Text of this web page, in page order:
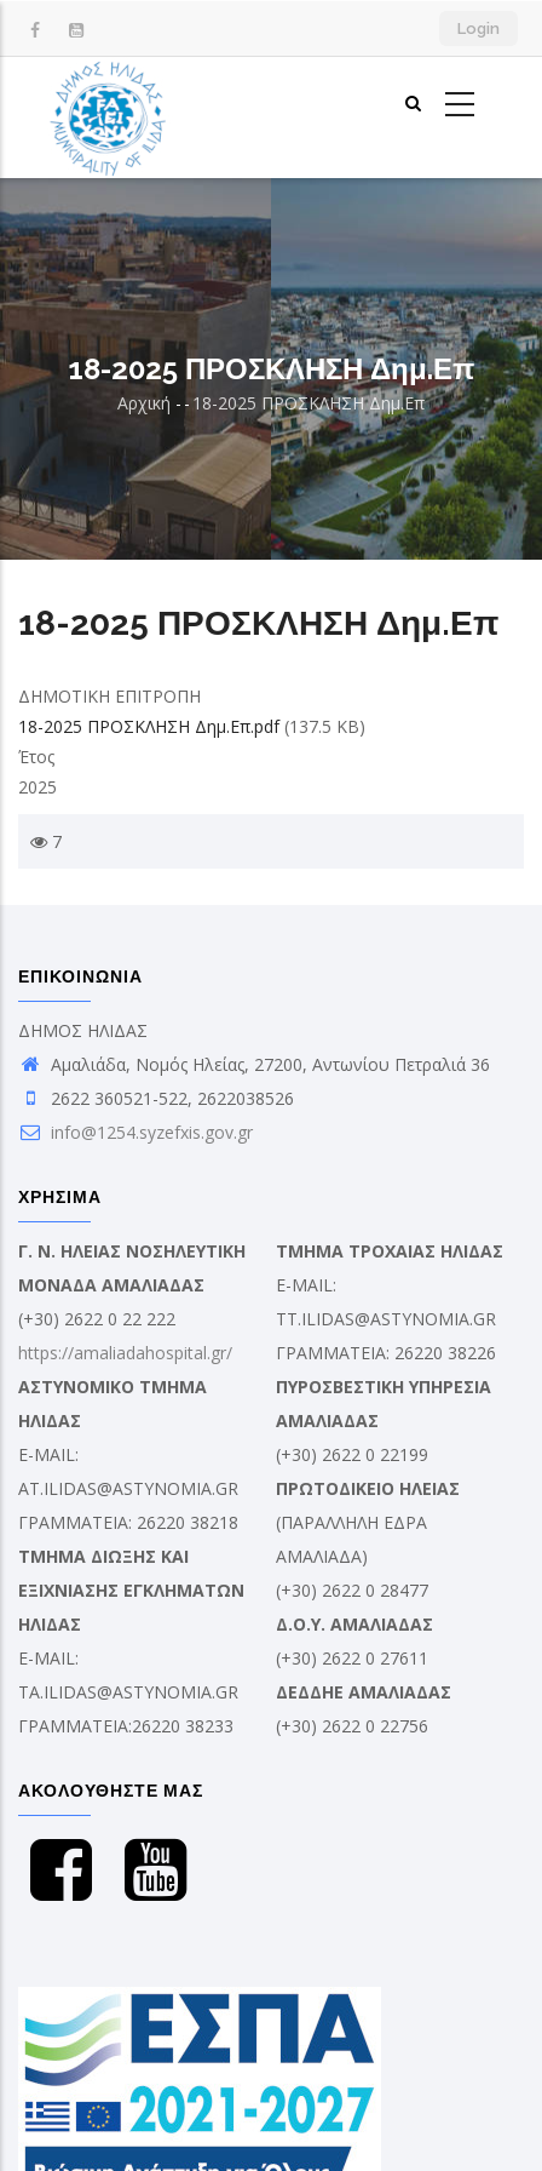
προς
περιεχόμενο
Login
18-2025 ΠΡΟΣΚΛΗΣΗ Δημ.Επ
Breadcrumb
Αρχική - - 18-2025 ΠΡΟΣΚΛΗΣΗ Δημ.Επ
18-2025 ΠΡΟΣΚΛΗΣΗ Δημ.Επ
ΔΗΜΟΤΙΚΗ ΕΠΙΤΡΟΠΗ
18-2025 ΠΡΟΣΚΛΗΣΗ Δημ.Επ.pdf (137.5 KB)
Έτος
2025
7
ΕΠΙΚΟΙΝΩΝΙΑ
ΔΗΜΟΣ ΗΛΙΔΑΣ
Αμαλιάδα, Νομός Ηλείας, 27200, Αντωνίου Πετραλιά 36
2622 360521-522, 2622038526
info@1254.syzefxis.gov.gr
ΧΡΗΣΙΜΑ
Γ. Ν. ΗΛΕΙΑΣ ΝΟΣΗΛΕΥΤΙΚΗ
ΜΟΝΑΔΑ ΑΜΑΛΙΑΔΑΣ
(+30) 2622 0 22 222
https://amaliadahospital.gr/
ΑΣΤΥΝΟΜΙΚΟ ΤΜΗΜΑ
ΗΛΙΔΑΣ
E-MAIL:
AT.ILIDAS@ASTYNOMIA.GR
ΓΡΑΜΜΑΤΕΙΑ: 26220 38218
ΤΜΗΜΑ ΔΙΩΞΗΣ ΚΑΙ
ΕΞΙΧΝΙΑΣΗΣ ΕΓΚΛΗΜΑΤΩΝ
ΗΛΙΔΑΣ
E-MAIL:
TA.ILIDAS@ASTYNOMIA.GR
ΓΡΑΜΜΑΤΕΙΑ:26220 38233
ΤΜΗΜΑ ΤΡΟΧΑΙΑΣ ΗΛΙΔΑΣ
E-MAIL:
TT.ILIDAS@ASTYNOMIA.GR
ΓΡΑΜΜΑΤΕΙΑ: 26220 38226
ΠΥΡΟΣΒΕΣΤΙΚΗ ΥΠΗΡΕΣΙΑ
ΑΜΑΛΙΑΔΑΣ
(+30) 2622 0 22199
ΠΡΩΤΟΔΙΚΕΙΟ ΗΛΕΙΑΣ
(ΠΑΡΑΛΛΗΛΗ ΕΔΡΑ
ΑΜΑΛΙΑΔΑ)
(+30) 2622 0 28477
Δ.Ο.Υ. ΑΜΑΛΙΑΔΑΣ
(+30) 2622 0 27611
ΔΕΔΔΗΕ ΑΜΑΛΙΑΔΑΣ
(+30) 2622 0 22756
ΑΚΟΛΟΥΘΗΣΤΕ ΜΑΣ